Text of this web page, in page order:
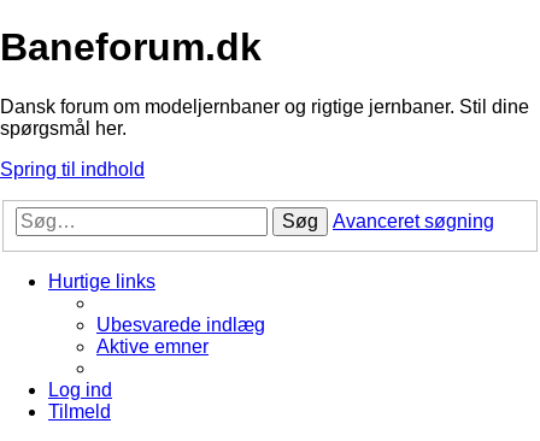
Baneforum.dk
Dansk forum om modeljernbaner og rigtige jernbaner. Stil dine
spørgsmål her.
Spring til indhold
Søg Avanceret søgning
Hurtige links
Ubesvarede indlæg
Aktive emner
Log ind
Tilmeld